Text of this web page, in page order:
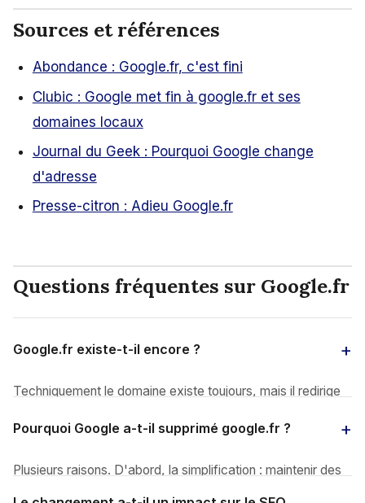
Sources et références
Abondance : Google.fr, c'est fini
Clubic : Google met fin à google.fr et ses
domaines locaux
Journal du Geek : Pourquoi Google change
d'adresse
Presse-citron : Adieu Google.fr
Questions fréquentes sur Google.fr
Google.fr existe-t-il encore ?
Techniquement le domaine existe toujours, mais il redirige
google.fr arrive sur la version internationale du moteur, dans
Google a annoncé cette suppression progressive de tous
Pourquoi Google a-t-il supprimé google.fr ?
Plusieurs raisons. D'abord, la simplification : maintenir des